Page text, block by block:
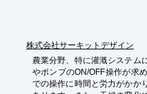
株式会社サーキットデザイン
農業分野、特に灌漑システム
やポンプのON/OFF操作が求
での操作に時間と労力がかか